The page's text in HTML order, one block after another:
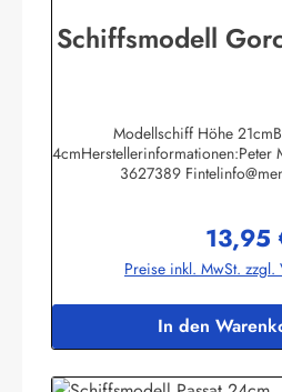
Schiffsmodell
Modellschiff Höhe
4cmHerstellerinformationen:Peter
3627389
13,95
Preise inkl. MwSt. zzgl.
In den